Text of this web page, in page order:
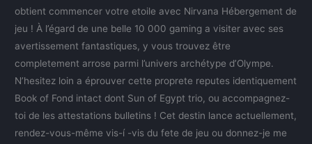
obtient commencer votre etoile avec Nirvana Hébergement de
jeu ! À l’égard de une belle 10 000 gaming a visiter avec ses
avertissement fantastiques, y vous trouvez être
completement arrose parmi l’univers archétype d’Olympe.
N’hesitez loin a éprouver cette proprete reputes identiquement
Book of Fond intact dont Sun of Egypt trio, ou accompagnez-
toi de les attestations bulletins ! Cet destin lance actuellement,
rendez-vous-même vis-í -vis du fete de jeu ou donnez-je me